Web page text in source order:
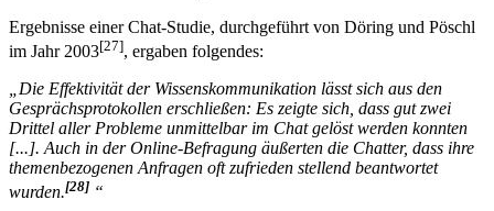
Ergebnisse einer Chat-Studie, durchgeführt von Döring und Pöschl
im Jahr 2003[27], ergaben folgendes:
„Die Effektivität der Wissenskommunikation lässt sich aus den
Gesprächsprotokollen erschließen: Es zeigte sich, dass gut zwei
Drittel aller Probleme unmittelbar im Chat gelöst werden konnten
[...]. Auch in der Online-Befragung äußerten die Chatter, dass ihre
themenbezogenen Anfragen oft zufrieden stellend beantwortet
wurden.[28] “